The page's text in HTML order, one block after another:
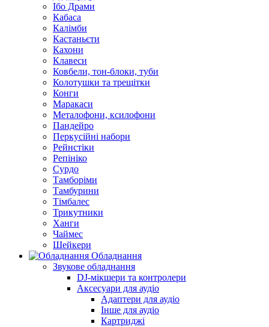
Ібо Драми
Кабаса
Калімби
Кастаньєти
Кахони
Клавеси
Ковбели, тон-блоки, туби
Колотушки та трещітки
Конги
Маракаси
Металофони, ксилофони
Пандейро
Перкусійні набори
Рейнстіки
Репініко
Сурдо
Тамборіми
Тамбурини
Тімбалес
Трикутники
Ханги
Чаймес
Шейкери
Обладнання
Звукове обладнання
DJ-мікшери та контролери
Аксесуари для аудіо
Адаптери для аудіо
Інше для аудіо
Картриджі